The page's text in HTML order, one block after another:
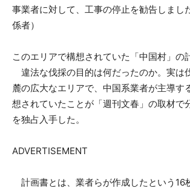
事業者に対して、工事の停止を勧告しまし
係者）
このエリアで構想されていた「中国村」の
違法な伐採の目的は何だったのか。実は
麓の広大なエリアで、中国系業者が主導す
想されていたことが「週刊文春」の取材で
を独占入手した。
ADVERTISEMENT
計画書とは、業者らが作成したという16